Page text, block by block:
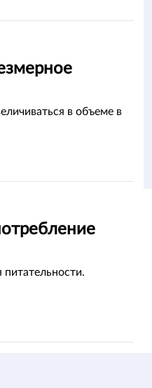
в объеме в